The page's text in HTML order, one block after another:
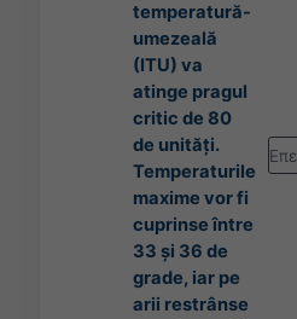
temperatură-
umezeală
(ITU) va
atinge pragul
critic de 80
de unități.
Temperaturile
maxime vor fi
cuprinse între
33 și 36 de
grade, iar pe
arii restrânse